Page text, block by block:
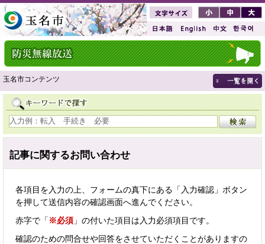
玉名市コンテンツ
記事に関するお問い合わせ
各項目を入力の上、フォームの真下にある「入力確認」ボタン
を押して送信内容の確認画面へ進んでください。
赤字で「 ※必須 」の付いた項目は入力必須項目です。
確認のための問合せや回答をさせていただくことがありますの